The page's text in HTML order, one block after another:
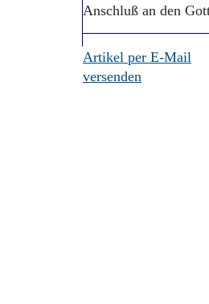
Anschluß an den
Artikel per E-Mail
versenden